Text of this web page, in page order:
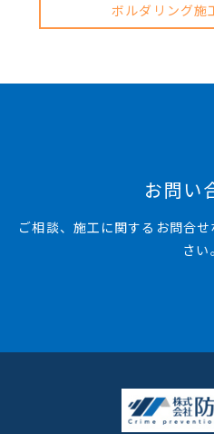
ボルダリング施
お問い
ご相談、施工に関するお問合
さい